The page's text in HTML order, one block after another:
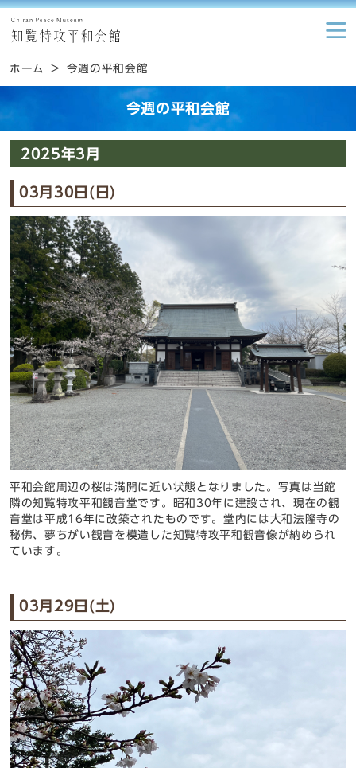
ホーム 今週の平和会館
今週の平和会館
2025年3月
03月30日(日)
平和会館周辺の桜は満開に近い状態となりました。写真は当館
隣の知覧特攻平和観音堂です。昭和30年に建設され、現在の観
音堂は平成16年に改築されたものです。堂内には大和法隆寺の
秘佛、夢ちがい観音を模造した知覧特攻平和観音像が納められ
ています。
03月29日(土)